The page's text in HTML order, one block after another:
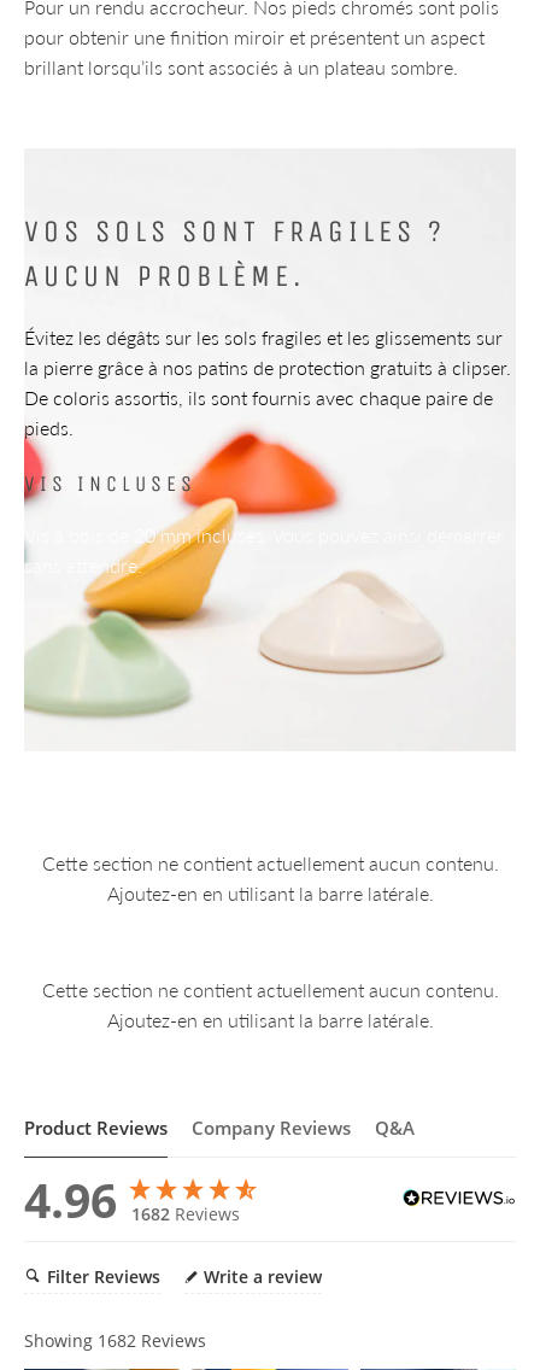
Pour un rendu accrocheur. Nos pieds chromés sont polis
pour obtenir une finition miroir et présentent un aspect
brillant lorsqu’ils sont associés à un plateau sombre.
VOS SOLS SONT FRAGILES ?
AUCUN PROBLÈME.
Évitez les dégâts sur les sols fragiles et les glissements sur
la pierre grâce à nos patins de protection gratuits à clipser.
De coloris assortis, ils sont fournis avec chaque paire de
pieds.
VIS INCLUSES
Vis à bois de 20 mm incluses. Vous pouvez ainsi démarrer
sans attendre.
Cette section ne contient actuellement aucun contenu.
Ajoutez-en en utilisant la barre latérale.
Cette section ne contient actuellement aucun contenu.
Ajoutez-en en utilisant la barre latérale.
Product Reviews Company Reviews Q&A
4.96 1682 Reviews
Filter Reviews Write a review
Showing 1682 Reviews